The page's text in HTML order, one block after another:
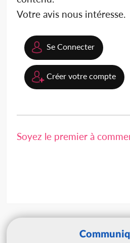
Votre avis nous intéresse.
Se Connecter
Créer votre compte
Soyez le premier à